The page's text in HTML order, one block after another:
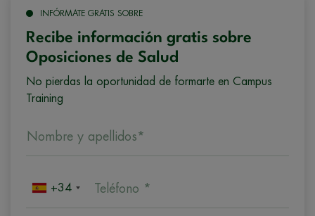
INFÓRMATE GRATIS SOBRE
Recibe información gratis sobre
Oposiciones de Salud
No pierdas la oportunidad de formarte en Campus
Training
Nombre y apellidos*
+34 Teléfono *